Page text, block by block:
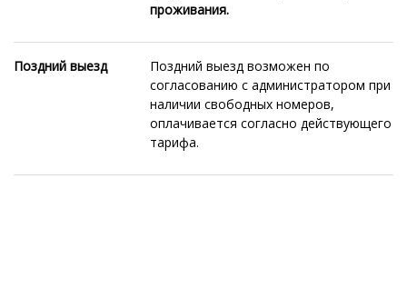
проживания.
Поздний выезд Поздний выезд возможен по
согласованию с администратором при
наличии свободных номеров,
оплачивается согласно действующего
тарифа.